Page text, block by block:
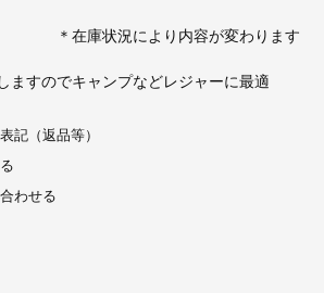
より内容が変わります
ますのでキャンプなどレジャーに最適
記（返品等）
わせる